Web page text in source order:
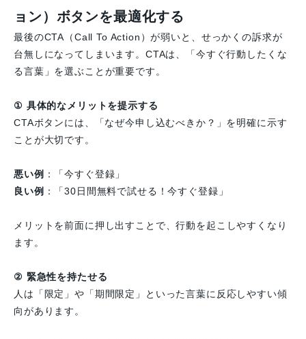
ョン）ボタンを最適化する
最後のCTA（Call To Action）が弱いと、せっかくの訴求が
台無しになってしまいます。CTAは、「今すぐ行動したくな
る言葉」を選ぶことが重要です。
① 具体的なメリットを提示する
CTAボタンには、「なぜ今申し込むべきか？」を明確に示す
ことが大切です。
悪い例 ：「今すぐ登録」
良い例 ：「30日間無料で試せる！今すぐ登録」
メリットを前面に押し出すことで、行動を起こしやすくなり
ます。
② 緊急性を持たせる
人は「限定」や「期間限定」といった言葉に反応しやすい傾
向があります。